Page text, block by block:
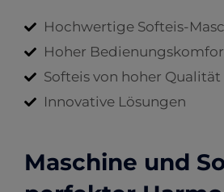
Hochwertige Softeis-
Hoher
Softeis von hoher Qualität
Innovative Lösungen
Maschine und